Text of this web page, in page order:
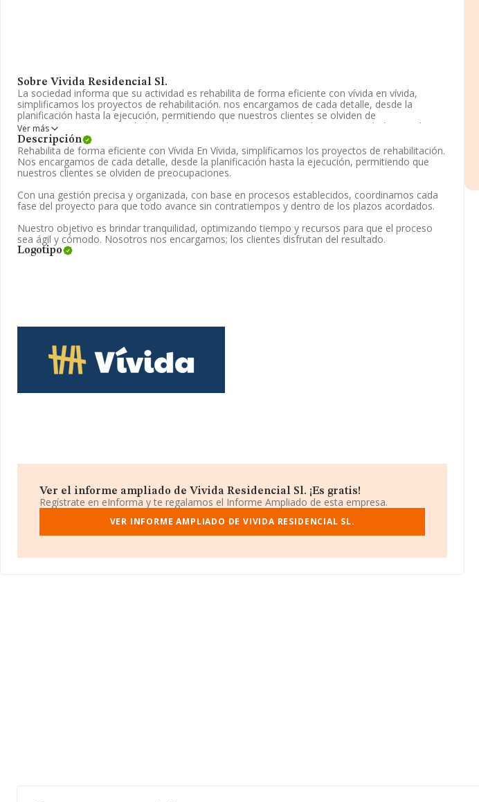
Sobre Vivida Residencial Sl.
La sociedad informa que su actividad es rehabilita de forma eficiente con vívida en vívida,
simplificamos los proyectos de rehabilitación. nos encargamos de cada detalle, desde la
planificación hasta la ejecución, permitiendo que nuestros clientes se olviden de
preocupaciones. La sociedad está inscrita en el Registro Mercantil como Sociedad Limitada. Su
CNAE corresponde a 4335 con código '%cnae%'. No realiza actividad de importación y/o
exportación.
La plantilla ha crecido un 1.200% y atendiendo a los datos disponibles en INFORMA, ese
número ha estado por encima de la media de sector.
Respecto a la posición de la empresa según los niveles de facturación, en los distintos rankings,
INFORMA facilita la siguiente información: se ha situado en la posición 1.173 del ranking
sectorial, tienen mejor posición las siguientes empresas del sector:Pirenaica de Tabiques y
Techos S.LyConstrucciones y Reformas Propemi Sociedad de Responsabilidad
Limitada; éstas son algunas de las empresas que están más abajo:
Reformas Iñaki Sixto S.L
El correo electrónico escontacta@grupovivida.com
La empresa Vivida Residencial S.L, con NIF B56618416, se encuentra en Calle Condesa
Trifaldi núm. 46, (28034), Madrid, Madrid.
En base a la información de la que dispone INFORMA sobre 13.383 compañías, a nivel nacional
Ver más
Descripción
Rehabilita de forma eficiente con Vívida En Vívida, simplificamos los proyectos de rehabilitación.
Nos encargamos de cada detalle, desde la planificación hasta la ejecución, permitiendo que
nuestros clientes se olviden de preocupaciones.
Con una gestión precisa y organizada, con base en procesos establecidos, coordinamos cada
fase del proyecto para que todo avance sin contratiempos y dentro de los plazos acordados.
Nuestro objetivo es brindar tranquilidad, optimizando tiempo y recursos para que el proceso
sea ágil y cómodo. Nosotros nos encargamos; los clientes disfrutan del resultado.
Logotipo
Ver el informe ampliado de Vivida Residencial Sl. ¡Es gratis!
Regístrate en eInforma y te regalamos el Informe Ampliado de esta empresa.
VER INFORME AMPLIADO DE VIVIDA RESIDENCIAL SL.